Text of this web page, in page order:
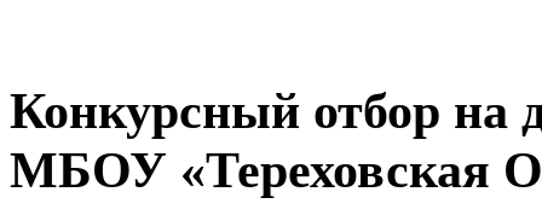
Конкурсный отбор на
МБОУ «Тереховская